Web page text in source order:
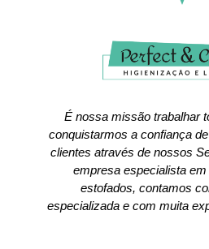
É nossa missão trabalhar
conquistarmos a confiança
clientes através de nossos
empresa especialista
estofados, contamos
especializada e com muita